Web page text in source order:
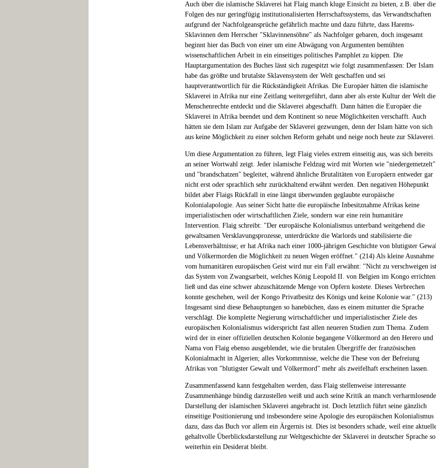
Auch über die islamische Sklaverei hat Flaig manch kluge Einsicht zu bieten, z.B. über die
Folgen des nur geringfügig institutionalisierten Herrschaftssystems, das Verwandtschaften
aufgrund der Nachfolgeansprüche gefährlich machte und dazu führte, dass Harems-
Sklavinnen dem Herrscher "Sklavinnensöhne" als Nachfolger gebaren, doch insgesamt
beginnt hier das Buch von einer um eine Abwägung von Argumenten bemühten
wissenschaftlichen Arbeit in ein einseitiges politisches Pamphlet zu kippen. Die
Hauptargumentation des Buches lässt sich zugespitzt wie folgt zusammenfassen: Der Islam
habe das größte und brutalste Sklavensystem der Welt geschaffen und sei
hauptverantwortlich für die Rückständigkeit Afrikas. Die Europäer hätten die islamische
Sklaverei in Afrika nur eine Zeitlang weitergeführt, dann aber als erste Kultur der Welt die
Menschenrechte entdeckt und die Sklaverei abgeschafft. Dann hätten die Europäer die
Sklaverei in Afrika beendet und dem Kontinent so neue Möglichkeiten verschafft. Auch
hätten sie dem Islam zur Aufgabe der Sklaverei gezwungen, denn der Islam hätte von sich
aus keine Möglichkeit zu einer solchen Reform gehabt und neige noch heute zur Sklaverei.
Um diese Argumentation zu führen, legt Flaig vieles extrem einseitig aus, was sich bereits
an seiner Wortwahl zeigt. Jeder islamische Feldzug wird mit Worten wie "niedergemetzelt"
und "brandschatzen" begleitet, während ähnliche Brutalitäten von Europäern entweder gar
nicht erst oder sprachlich sehr zurückhaltend erwähnt werden. Den negativen Höhepunkt
bildet aber Flaigs Rückfall in eine längst überwunden geglaubte europäische
Kolonialapologie. Aus seiner Sicht hatte die europäische Inbesitznahme Afrikas keine
imperialistischen oder wirtschaftlichen Ziele, sondern war eine rein humanitäre
Intervention. Flaig schreibt: "Der europäische Kolonialismus unterband weitgehend die
gewaltsamen Versklavungsprozesse, unterdrückte die Warlords und stabilisierte die
Lebensverhältnisse; er hat Afrika nach einer 1000-jährigen Geschichte von blutigster
und Völkermorden die Möglichkeit zu neuen Wegen eröffnet." (214) Als kleine Ausnahme
vom humanitären europäischen Geist wird nur ein Fall erwähnt: "Nicht zu verschweigen ist
das System von Zwangsarbeit, welches König Leopold II. von Belgien im Kongo errichten
ließ und das eine schwer abzuschätzende Menge von Opfern kostete. Dieses Verbrechen
konnte geschehen, weil der Kongo Privatbesitz des Königs und keine Kolonie war." (213)
Insgesamt sind diese Behauptungen so hanebüchen, dass es einem mitunter die Sprache
verschlägt. Die komplette Negierung wirtschaftlicher und imperialistischer Ziele des
europäischen Kolonialismus widerspricht fast allen neueren Studien zum Thema. Zudem
wird der in einer offiziellen deutschen Kolonie begangene Völkermord an den Herero und
Nama von Flaig ebenso ausgeblendet, wie die brutalen Übergriffe der französischen
Kolonialmacht in Algerien; alles Vorkommnisse, welche die These von der Befreiung
Afrikas von "blutigster Gewalt und Völkermord" mehr als zweifelhaft erscheinen lassen.
Zusammenfassend kann festgehalten werden, dass Flaig stellenweise interessante
Zusammenhänge bündig darzustellen weiß und auch seine Kritik an manch
Darstellung der islamischen Sklaverei angebracht ist. Doch letztlich führt seine gänzlich
einseitige Positionierung und insbesondere seine Apologie des europäischen Kolonialismus
dazu, dass das Buch vor allem ein Ärgernis ist. Dies ist besonders schade, weil eine
gehaltvolle Überblicksdarstellung zur Weltgeschichte der Sklaverei in deutscher Sprache so
weiterhin ein Desiderat bleibt.